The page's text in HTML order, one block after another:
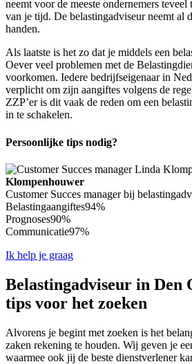
neemt voor de meeste ondernemers
van je tijd. De belastingadviseur neemt al
handen.
Als laatste is het zo dat je middels een
Oever veel problemen met de
voorkomen. Iedere bedrijfseigenaar in
verplicht om zijn aangiftes volgens de
ZZP’er is dit vaak de reden om een
in te schakelen.
Persoonlijke tips nodig?
Klompenhouwer
Customer Succes manager bij
Belastingaangiftes94%
Prognoses90%
Communicatie97%
Ik help je graag
Belastingadviseur in Den
tips voor het zoeken
Alvorens je begint met zoeken is het
zaken rekening te houden. Wij geven je
waarmee ook jij de beste dienstverlener